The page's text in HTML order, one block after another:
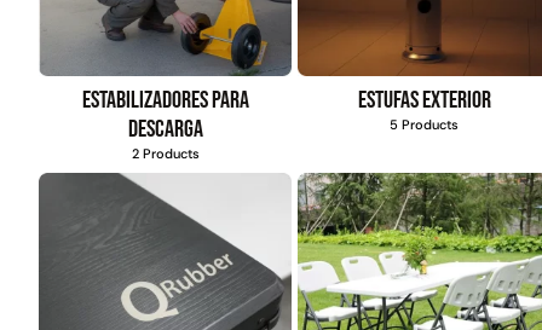
Estabilizadores para
descarga
2 Products
Estufas exterior
5 Products
QRubber
MQ 73
FILTRAR POR DISEÑO
Estoperol
Diamantado
9
Puzzle 6
Madera 2
$4.415.700
Leer más